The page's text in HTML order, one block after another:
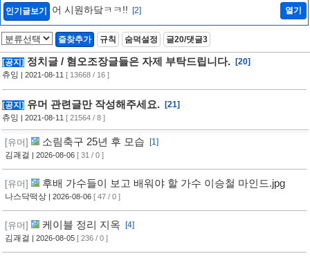
인기글보기 어 시원하닼ㅋㅋ!! [2] 열기
즐찾추가 규칙 숨덕설정 글20/댓글3
[공지] 정치글 / 혐오조장글들은 자제 부탁드립니다. [20]
츄잉 | 2021-08-11 [ 13668 / 16 ]
[공지] 유머 관련글만 작성해주세요. [21]
츄잉 | 2021-08-11 [ 21564 / 8 ]
[유머] 소림축구 25년 후 모습 [1]
김괘걸 | 2026-08-06 [ 31 / 0 ]
[유머] 후배 가수들이 보고 배워야 할 가수 이승철 마인드.jpg
나스닥떡상 | 2026-08-06 [ 47 / 0 ]
[유머] 케이블 정리 지옥 [4]
김괘걸 | 2026-08-05 [ 236 / 0 ]